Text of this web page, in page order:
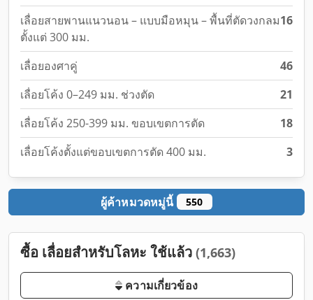
เลื่อยสายพานแนวนอน – แบบมือหมุน – พื้นที่ตัดวงกลม
ตั้งแต่ 300 มม.
16
เลื่อยองศาคู่
46
เลื่อยโค้ง 0–249 มม. ช่วงตัด
21
เลื่อยโค้ง 250-399 มม. ขอบเขตการตัด
18
เลื่อยโค้งตั้งแต่ขอบเขตการตัด 400 มม.
3
ผู้ค้าหมวดหมู่นี้ 550
ซื้อ เลื่อยสำหรับโลหะ ใช้แล้ว (1,663)
ความเกี่ยวข้อง